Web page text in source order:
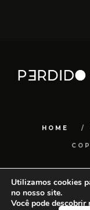
HOME
Utilizamos cookies
no nosso site.
Você pode